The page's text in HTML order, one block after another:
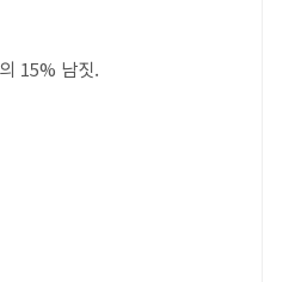
15% 남짓.